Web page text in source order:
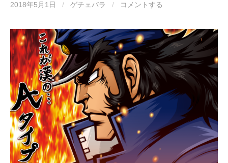
2018年5月1日 / ゲチェバラ / コメントする